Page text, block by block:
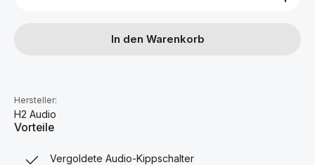
In den Warenkorb
Hersteller:
H2 Audio
Vorteile
Vergoldete Audio-Kippschalter